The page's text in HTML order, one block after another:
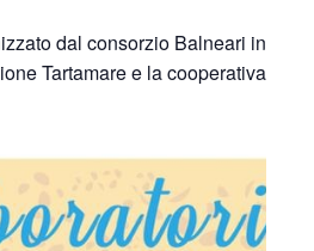
dal consorzio Balneari in
Tartamare e la cooperativa il